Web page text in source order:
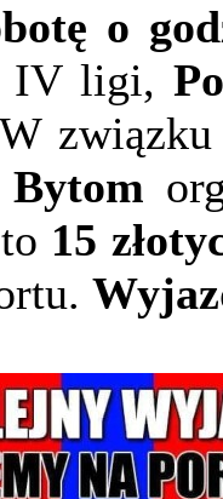
o
IV ligi,
15